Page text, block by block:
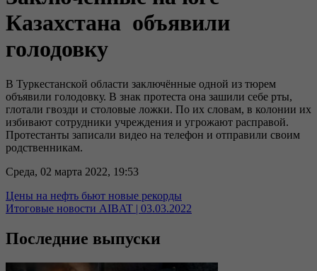
Казахстана объявили
голодовку
В Туркестанской области заключённые одной из тюрем
объявили голодовку. В знак протеста она зашили себе рты,
глотали гвозди и столовые ложки. По их словам, в колонии их
избивают сотрудники учреждения и угрожают расправой.
Протестанты записали видео на телефон и отправили своим
родственникам.
Среда, 02 марта 2022, 19:53
Цены на нефть бьют новые рекорды
Итоговые новости AIBAT | 03.03.2022
Последние выпуски